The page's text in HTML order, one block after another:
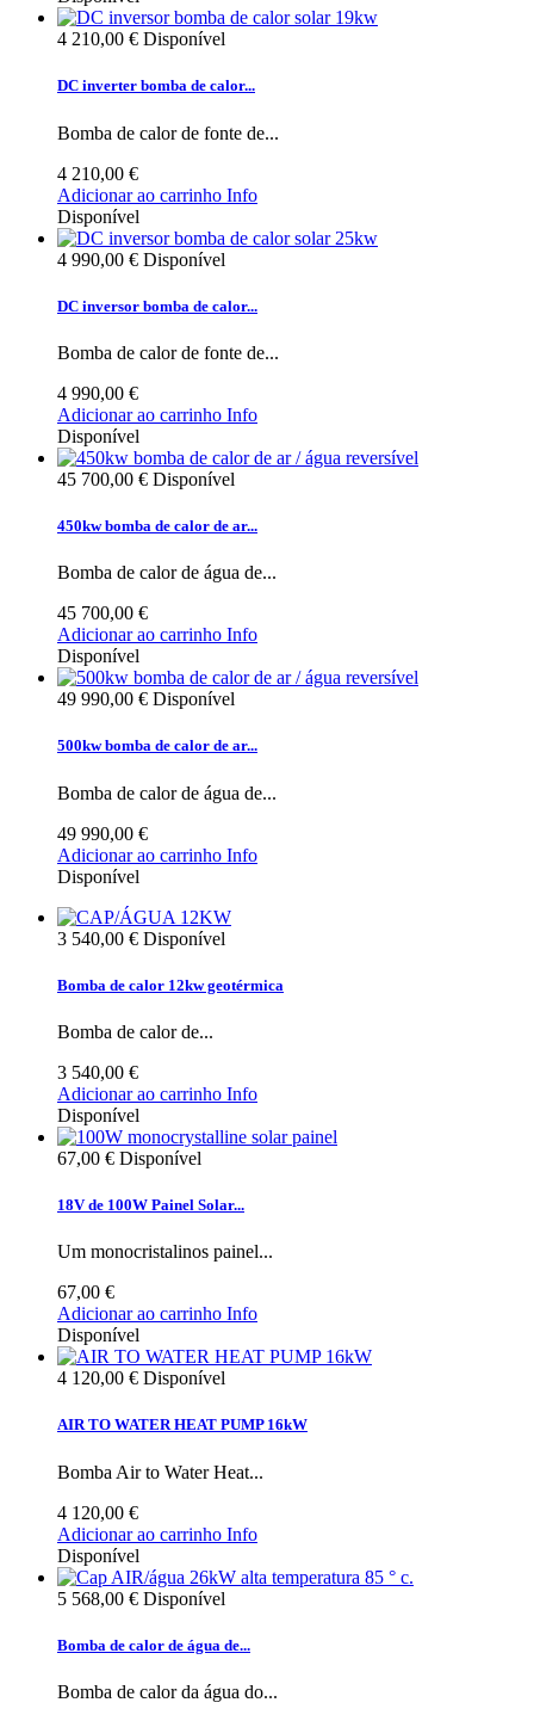
4 210,00 € Disponível
DC inverter bomba de calor...
Bomba de calor de fonte de...
4 210,00 €
Adicionar ao carrinho Info
Disponível
4 990,00 € Disponível
DC inversor bomba de calor...
Bomba de calor de fonte de...
4 990,00 €
Adicionar ao carrinho Info
Disponível
45 700,00 € Disponível
450kw bomba de calor de ar...
Bomba de calor de água de...
45 700,00 €
Adicionar ao carrinho Info
Disponível
49 990,00 € Disponível
500kw bomba de calor de ar...
Bomba de calor de água de...
49 990,00 €
Adicionar ao carrinho Info
Disponível
3 540,00 € Disponível
Bomba de calor 12kw geotérmica
Bomba de calor de...
3 540,00 €
Adicionar ao carrinho Info
Disponível
67,00 € Disponível
18V de 100W Painel Solar...
Um monocristalinos painel...
67,00 €
Adicionar ao carrinho Info
Disponível
4 120,00 € Disponível
AIR TO WATER HEAT PUMP 16kW
Bomba Air to Water Heat...
4 120,00 €
Adicionar ao carrinho Info
Disponível
5 568,00 € Disponível
Bomba de calor de água de...
Bomba de calor da água do...